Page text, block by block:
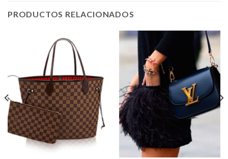
PRODUCTOS RELACIONADOS